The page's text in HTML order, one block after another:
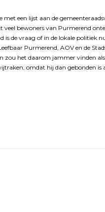
een lijst aan de
veel bewoners van Purmerend
de vraag of in de lokale politiek
Purmerend, AOV en de
zou het daarom jammer vinden
omdat hij dan gebonden is